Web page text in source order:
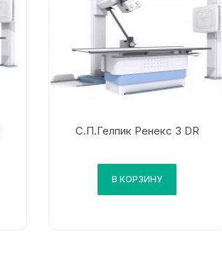
С.П.Гелпик Ренекс 3 DR
В КОРЗИНУ